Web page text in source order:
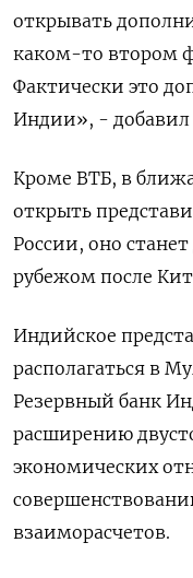
открывать
каком-то втором
Фактически это
Индии», - добавил
Кроме ВТБ, в
открыть
России, оно
рубежом после
Индийское
располагаться в
Резервный банк
расширению
экономических
взаиморасчетов.